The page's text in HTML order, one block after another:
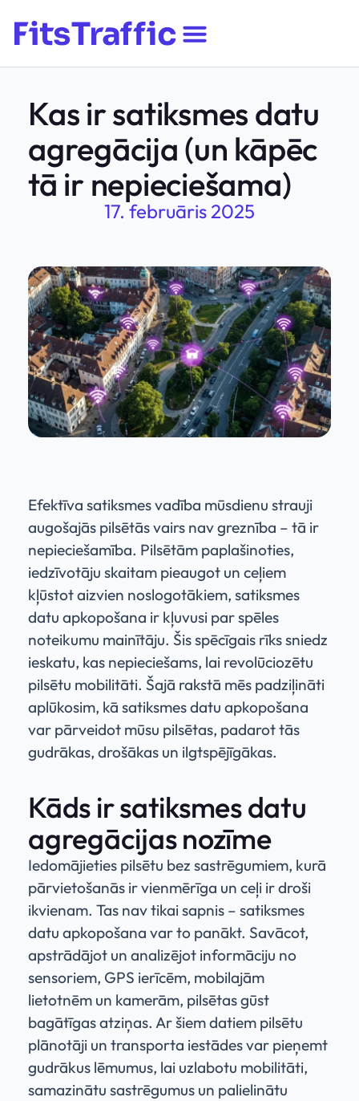
Kas ir satiksmes datu
agregācija (un kāpēc
tā ir nepieciešama)
17. februāris 2025
Efektīva satiksmes vadība mūsdienu strauji
augošajās pilsētās vairs nav greznība – tā ir
nepieciešamība. Pilsētām paplašinoties,
iedzīvotāju skaitam pieaugot un ceļiem
kļūstot aizvien noslogotākiem, satiksmes
datu apkopošana ir kļuvusi par spēles
noteikumu mainītāju. Šis spēcīgais rīks sniedz
ieskatu, kas nepieciešams, lai revolūciozētu
pilsētu mobilitāti. Šajā rakstā mēs padziļināti
aplūkosim, kā satiksmes datu apkopošana
var pārveidot mūsu pilsētas, padarot tās
gudrākas, drošākas un ilgtspējīgākas.
Kāds ir satiksmes datu
agregācijas nozīme
Iedomājieties pilsētu bez sastrēgumiem, kurā
pārvietošanās ir vienmērīga un ceļi ir droši
ikvienam. Tas nav tikai sapnis – satiksmes
datu apkopošana var to panākt. Savācot,
apstrādājot un analizējot informāciju no
sensoriem, GPS ierīcēm, mobilajām
lietotnēm un kamerām, pilsētas gūst
bagātīgas atziņas. Ar šiem datiem pilsētu
plānotāji un transporta iestādes var pieņemt
gudrākus lēmumus, lai uzlabotu mobilitāti,
samazinātu sastrēgumus un palielinātu